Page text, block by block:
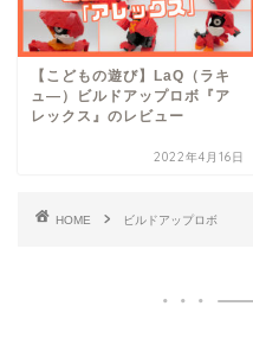
【こどもの遊び】LaQ（ラキ
ュ―）ビルドアップロボ『ア
レックス』のレビュー
2022年4月16日
HOME ビルドアップロボ